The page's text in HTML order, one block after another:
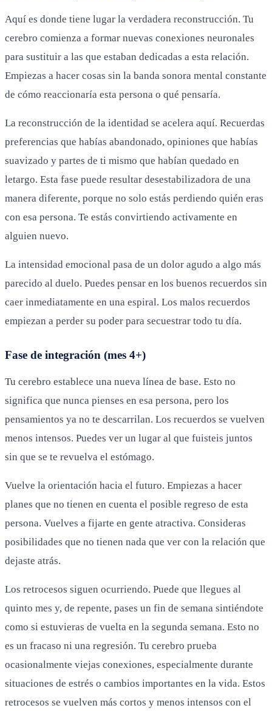
Aquí es donde tiene lugar la verdadera reconstrucción. Tu
cerebro comienza a formar nuevas conexiones neuronales
para sustituir a las que estaban dedicadas a esta relación.
Empiezas a hacer cosas sin la banda sonora mental constante
de cómo reaccionaría esta persona o qué pensaría.
La reconstrucción de la identidad se acelera aquí. Recuerdas
preferencias que habías abandonado, opiniones que habías
suavizado y partes de ti mismo que habían quedado en
letargo. Esta fase puede resultar desestabilizadora de una
manera diferente, porque no solo estás perdiendo quién eras
con esa persona. Te estás convirtiendo activamente en
alguien nuevo.
La intensidad emocional pasa de un dolor agudo a algo más
parecido al duelo. Puedes pensar en los buenos recuerdos sin
caer inmediatamente en una espiral. Los malos recuerdos
empiezan a perder su poder para secuestrar todo tu día.
Fase de integración (mes 4+)
Tu cerebro establece una nueva línea de base. Esto no
significa que nunca pienses en esa persona, pero los
pensamientos ya no te descarrilan. Los recuerdos se vuelven
menos intensos. Puedes ver un lugar al que fuisteis juntos
sin que se te revuelva el estómago.
Vuelve la orientación hacia el futuro. Empiezas a hacer
planes que no tienen en cuenta el posible regreso de esta
persona. Vuelves a fijarte en gente atractiva. Consideras
posibilidades que no tienen nada que ver con la relación que
dejaste atrás.
Los retrocesos siguen ocurriendo. Puede que llegues al
quinto mes y, de repente, pases un fin de semana sintiéndote
como si estuvieras de vuelta en la segunda semana. Esto no
es un fracaso ni una regresión. Tu cerebro prueba
ocasionalmente viejas conexiones, especialmente durante
situaciones de estrés o cambios importantes en la vida. Estos
retrocesos se vuelven más cortos y menos intensos con el